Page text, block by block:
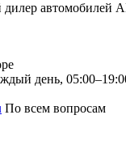
автомобилей
день,
По всем вопросам